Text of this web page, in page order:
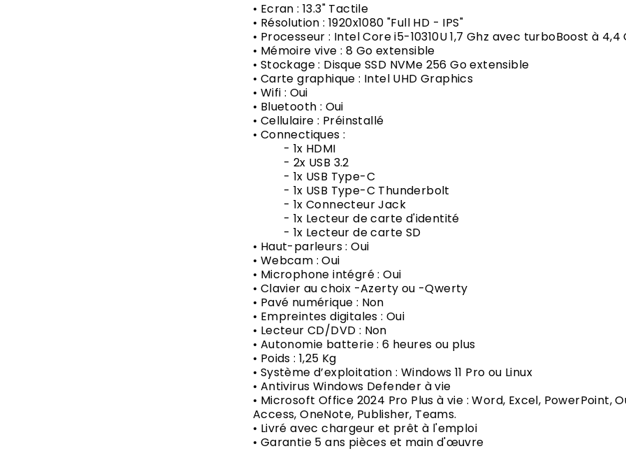
• Ecran : 13.3" Tactile
• Résolution : 1920x1080 "Full HD - IPS"
• Processeur : Intel Core i5-10310U 1,7 Ghz avec turboBoost à 4,4
• Mémoire vive : 8 Go extensible
• Stockage : Disque SSD NVMe 256 Go extensible
• Carte graphique : Intel UHD Graphics
• Wifi : Oui
• Bluetooth : Oui
• Cellulaire : Préinstallé
• Connectiques :
- 1x HDMI
- 2x USB 3.2
- 1x USB Type-C
- 1x USB Type-C Thunderbolt
- 1x Connecteur Jack
- 1x Lecteur de carte d'identité
- 1x Lecteur de carte SD
• Haut-parleurs : Oui
• Webcam : Oui
• Microphone intégré : Oui
• Clavier au choix -Azerty ou -Qwerty
• Pavé numérique : Non
• Empreintes digitales : Oui
• Lecteur CD/DVD : Non
• Autonomie batterie : 6 heures ou plus
• Poids : 1,25 Kg
• Système d’exploitation : Windows 11 Pro ou Linux
• Antivirus Windows Defender à vie
• Microsoft Office 2024 Pro Plus à vie : Word, Excel, PowerPoint,
Access, OneNote, Publisher, Teams.
• Livré avec chargeur et prêt à l'emploi
• Garantie 5 ans pièces et main d'œuvre